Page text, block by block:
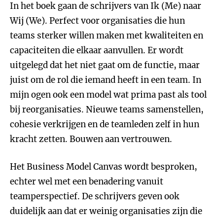
In het boek gaan de schrijvers van Ik (Me) naar
Wij (We). Perfect voor organisaties die hun
teams sterker willen maken met kwaliteiten en
capaciteiten die elkaar aanvullen. Er wordt
uitgelegd dat het niet gaat om de functie, maar
juist om de rol die iemand heeft in een team. In
mijn ogen ook een model wat prima past als tool
bij reorganisaties. Nieuwe teams samenstellen,
cohesie verkrijgen en de teamleden zelf in hun
kracht zetten. Bouwen aan vertrouwen.
Het Business Model Canvas wordt besproken,
echter wel met een benadering vanuit
teamperspectief. De schrijvers geven ook
duidelijk aan dat er weinig organisaties zijn die